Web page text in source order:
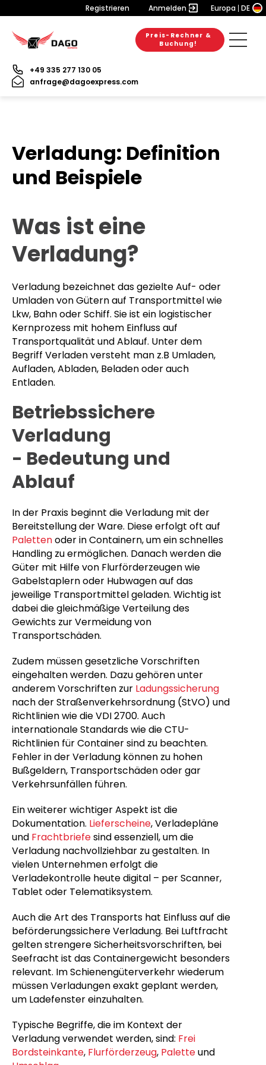
Registrieren Anmelden Europa DE
Preis-Rechner &
Buchung!
+49 335 277 130 05
anfrage@dagoexpress.com
Verladung: Definition
und Beispiele
Was ist eine
Verladung?
Verladung bezeichnet das gezielte Auf- oder
Umladen von Gütern auf Transportmittel wie
Lkw, Bahn oder Schiff. Sie ist ein logistischer
Kernprozess mit hohem Einfluss auf
Transportqualität und Ablauf. Unter dem
Begriff Verladen versteht man z.B Umladen,
Aufladen, Abladen, Beladen oder auch
Entladen.
Betriebssichere
Verladung
- Bedeutung und
Ablauf
In der Praxis beginnt die Verladung mit der
Bereitstellung der Ware. Diese erfolgt oft auf
Palettenoder in Containern, um ein schnelles
Handling zu ermöglichen. Danach werden die
Güter mit Hilfe von Flurförderzeugen wie
Gabelstaplern oder Hubwagen auf das
jeweilige Transportmittel geladen. Wichtig ist
dabei die gleichmäßige Verteilung des
Gewichts zur Vermeidung von
Transportschäden.
Zudem müssen gesetzliche Vorschriften
eingehalten werden. Dazu gehören unter
anderem Vorschriften zur Ladungssicherung
nach der Straßenverkehrsordnung (StVO) und
Richtlinien wie die VDI 2700. Auch
internationale Standards wie die CTU-
Richtlinien für Container sind zu beachten.
Fehler in der Verladung können zu hohen
Bußgeldern, Transportschäden oder gar
Verkehrsunfällen führen.
Ein weiterer wichtiger Aspekt ist die
Dokumentation. Lieferscheine, Verladepläne
und Frachtbriefesind essenziell, um die
Verladung nachvollziehbar zu gestalten. In
vielen Unternehmen erfolgt die
Verladekontrolle heute digital – per Scanner,
Tablet oder Telematiksystem.
Auch die Art des Transports hat Einfluss auf die
beförderungssichere Verladung. Bei Luftfracht
gelten strengere Sicherheitsvorschriften, bei
Seefracht ist das Containergewicht besonders
relevant. Im Schienengüterverkehr wiederum
müssen Verladungen exakt geplant werden,
um Ladefenster einzuhalten.
Typische Begriffe, die im Kontext der
Verladung verwendet werden, sind: Frei
Bordsteinkante, Flurförderzeug, Paletteund